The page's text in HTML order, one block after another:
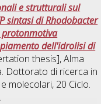
e strutturali sul
sintasi di Rhodobacter
protonmotiva
dell'idrolisi di
thesis], Alma
Dottorato di ricerca in
molecolari, 20 Ciclo.